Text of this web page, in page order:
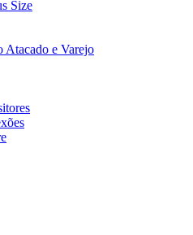
Size
Atacado e Varejo